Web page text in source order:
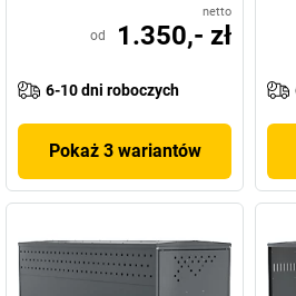
netto
od 1.350,- zł
6-10 dni roboczych
Pokaż 3 wariantów